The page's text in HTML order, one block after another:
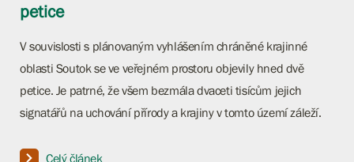
petice
V souvislosti s plánovaným vyhlášením chráněné krajinné
oblasti Soutok se ve veřejném prostoru objevily hned dvě
petice. Je patrné, že všem bezmála dvaceti tisícům jejich
signatářů na uchování přírody a krajiny v tomto území záleží.
Celý článek